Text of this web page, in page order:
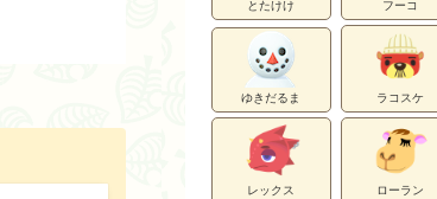
とたけけ フーコ
ゆきだるま ラコスケ
レックス ローラン